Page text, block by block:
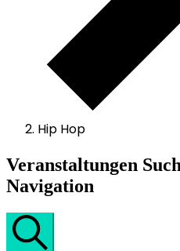
Hip Hop
Veranstaltungen
Veranstaltungen
Navigation